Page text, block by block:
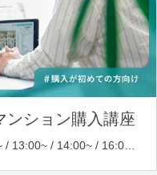
ンション購入講座